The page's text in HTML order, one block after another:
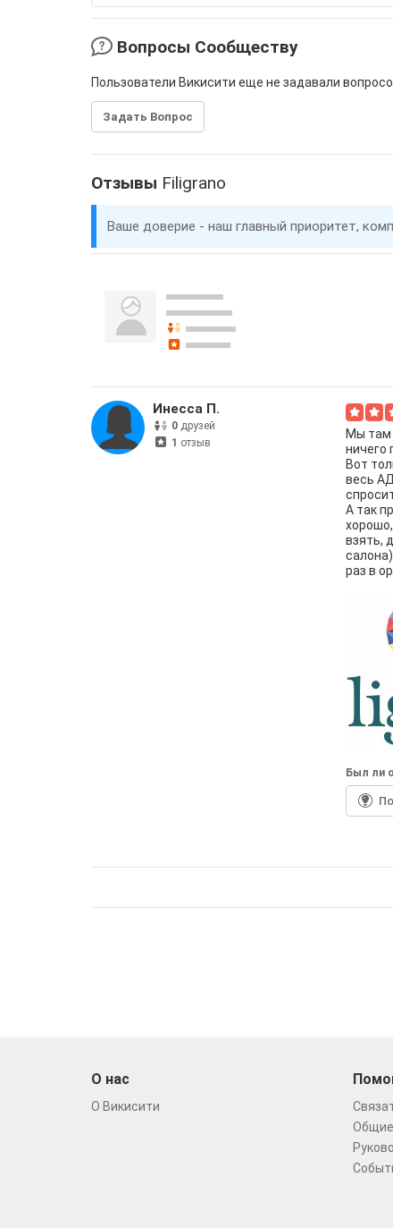
Вопросы Сообществу
Пользователи Викисити еще не задавали
Задать Вопрос
Отзывы Filigrano
Ваше доверие - наш главный приоритет,
Инесса П.
0 друзей
1 отзыв
Мы там
ничего
Вот
весь
А так
взять,
раз в
Был ли
О нас
О Викисити
Общие